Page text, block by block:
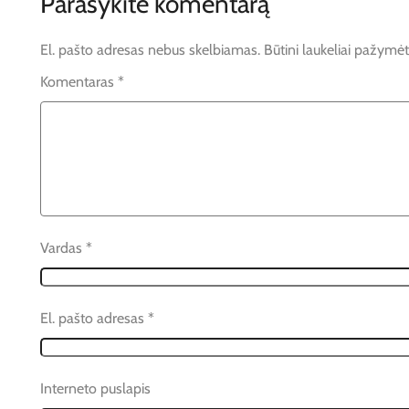
El. pašto adresas nebus skelbiamas. Būtini laukeliai
Komentaras *
Vardas *
El. pašto adresas *
Interneto puslapis